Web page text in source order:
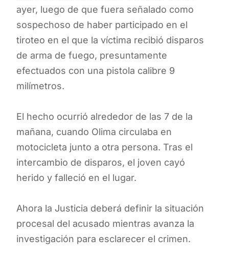
ayer, luego de que fuera señalado como
sospechoso de haber participado en el
tiroteo en el que la víctima recibió disparos
de arma de fuego, presuntamente
efectuados con una pistola calibre 9
milímetros.
El hecho ocurrió alrededor de las 7 de la
mañana, cuando Olima circulaba en
motocicleta junto a otra persona. Tras el
intercambio de disparos, el joven cayó
herido y falleció en el lugar.
Ahora la Justicia deberá definir la situación
procesal del acusado mientras avanza la
investigación para esclarecer el crimen.